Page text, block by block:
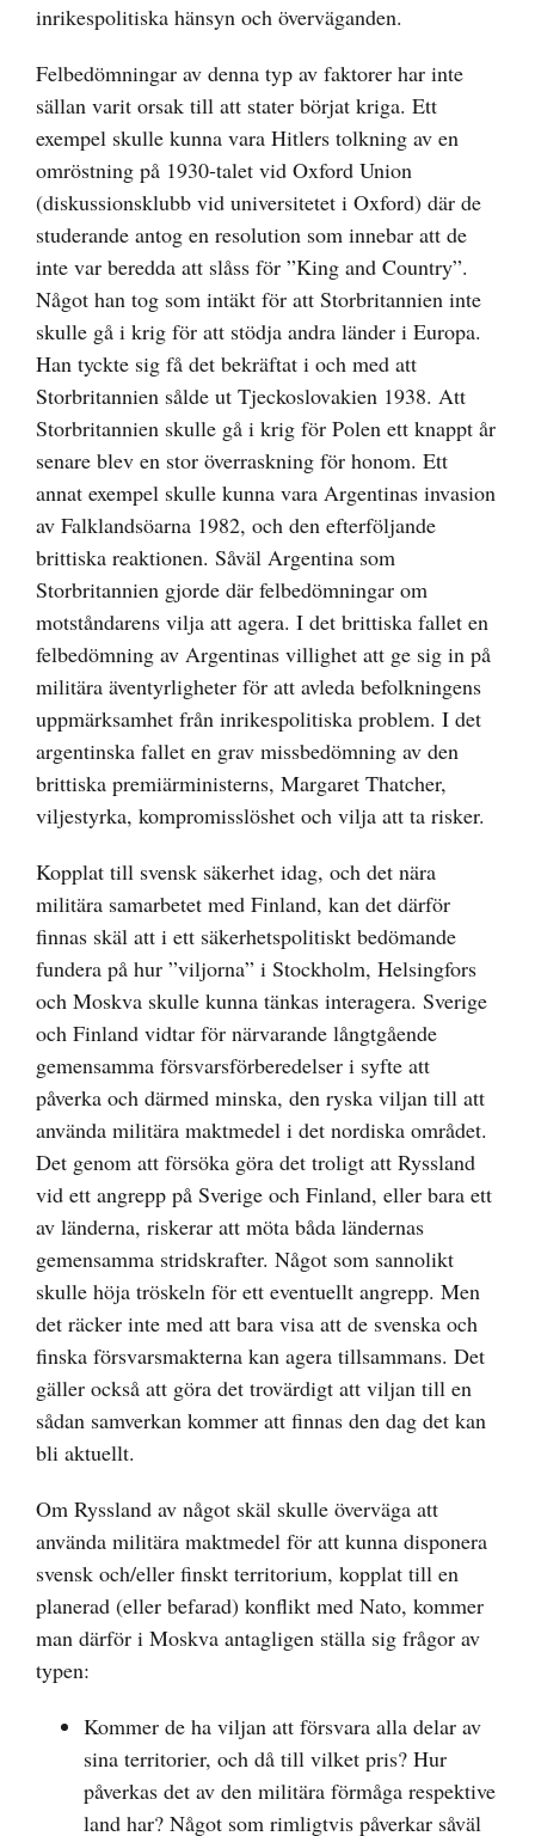
inrikespolitiska hänsyn och överväganden.
Felbedömningar av denna typ av faktorer har inte
sällan varit orsak till att stater börjat kriga. Ett
exempel skulle kunna vara Hitlers tolkning av en
omröstning på 1930-talet vid Oxford Union
(diskussionsklubb vid universitetet i Oxford) där de
studerande antog en resolution som innebar att de
inte var beredda att slåss för ”King and Country”.
Något han tog som intäkt för att Storbritannien inte
skulle gå i krig för att stödja andra länder i Europa.
Han tyckte sig få det bekräftat i och med att
Storbritannien sålde ut Tjeckoslovakien 1938. Att
Storbritannien skulle gå i krig för Polen ett knappt år
senare blev en stor överraskning för honom. Ett
annat exempel skulle kunna vara Argentinas invasion
av Falklandsöarna 1982, och den efterföljande
brittiska reaktionen. Såväl Argentina som
Storbritannien gjorde där felbedömningar om
motståndarens vilja att agera. I det brittiska fallet en
felbedömning av Argentinas villighet att ge sig in på
militära äventyrligheter för att avleda befolkningens
uppmärksamhet från inrikespolitiska problem. I det
argentinska fallet en grav missbedömning av den
brittiska premiärministerns, Margaret Thatcher,
viljestyrka, kompromisslöshet och vilja att ta risker.
Kopplat till svensk säkerhet idag, och det nära
militära samarbetet med Finland, kan det därför
finnas skäl att i ett säkerhetspolitiskt bedömande
fundera på hur ”viljorna” i Stockholm, Helsingfors
och Moskva skulle kunna tänkas interagera. Sverige
och Finland vidtar för närvarande långtgående
gemensamma försvarsförberedelser i syfte att
påverka och därmed minska, den ryska viljan till att
använda militära maktmedel i det nordiska området.
Det genom att försöka göra det troligt att Ryssland
vid ett angrepp på Sverige och Finland, eller bara ett
av länderna, riskerar att möta båda ländernas
gemensamma stridskrafter. Något som sannolikt
skulle höja tröskeln för ett eventuellt angrepp. Men
det räcker inte med att bara visa att de svenska och
finska försvarsmakterna kan agera tillsammans. Det
gäller också att göra det trovärdigt att viljan till en
sådan samverkan kommer att finnas den dag det kan
bli aktuellt.
Om Ryssland av något skäl skulle överväga att
använda militära maktmedel för att kunna disponera
svensk och/eller finskt territorium, kopplat till en
planerad (eller befarad) konflikt med Nato, kommer
man därför i Moskva antagligen ställa sig frågor av
typen:
Kommer de ha viljan att försvara alla delar av
sina territorier, och då till vilket pris? Hur
påverkas det av den militära förmåga respektive
land har? Något som rimligtvis påverkar såväl